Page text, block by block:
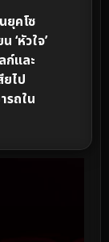
ยุคโซ
‘หัวใจ’
ก์และ
ไป
รถใน